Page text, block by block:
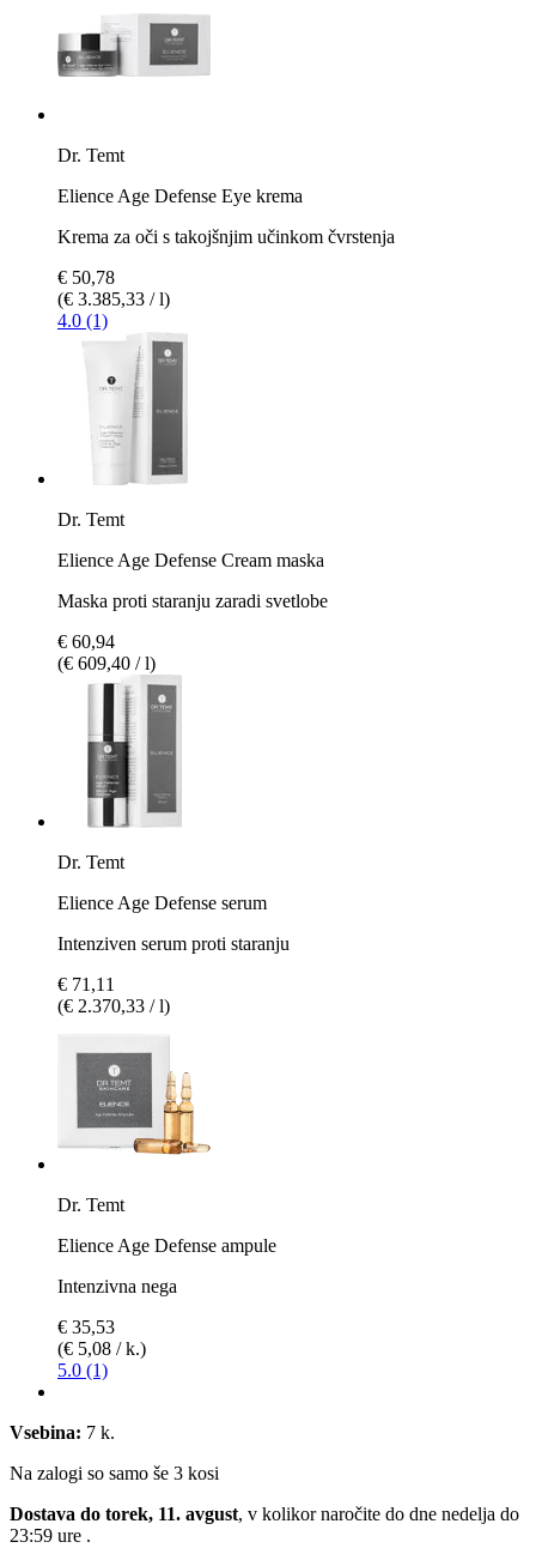
Dr. Temt
Elience Age Defense Eye krema
Krema za oči s takojšnjim učinkom čvrstenja
€ 50,78
(€ 3.385,33 / l)
4.0 (1)
Dr. Temt
Elience Age Defense Cream maska
Maska proti staranju zaradi svetlobe
€ 60,94
(€ 609,40 / l)
Dr. Temt
Elience Age Defense serum
Intenziven serum proti staranju
€ 71,11
(€ 2.370,33 / l)
Dr. Temt
Elience Age Defense ampule
Intenzivna nega
€ 35,53
(€ 5,08 / k.)
5.0 (1)
Vsebina: 7 k.
Na zalogi so samo še 3 kosi
Dostava do torek, 11. avgust, v kolikor naročite do dne nedelja do
23:59 ure .